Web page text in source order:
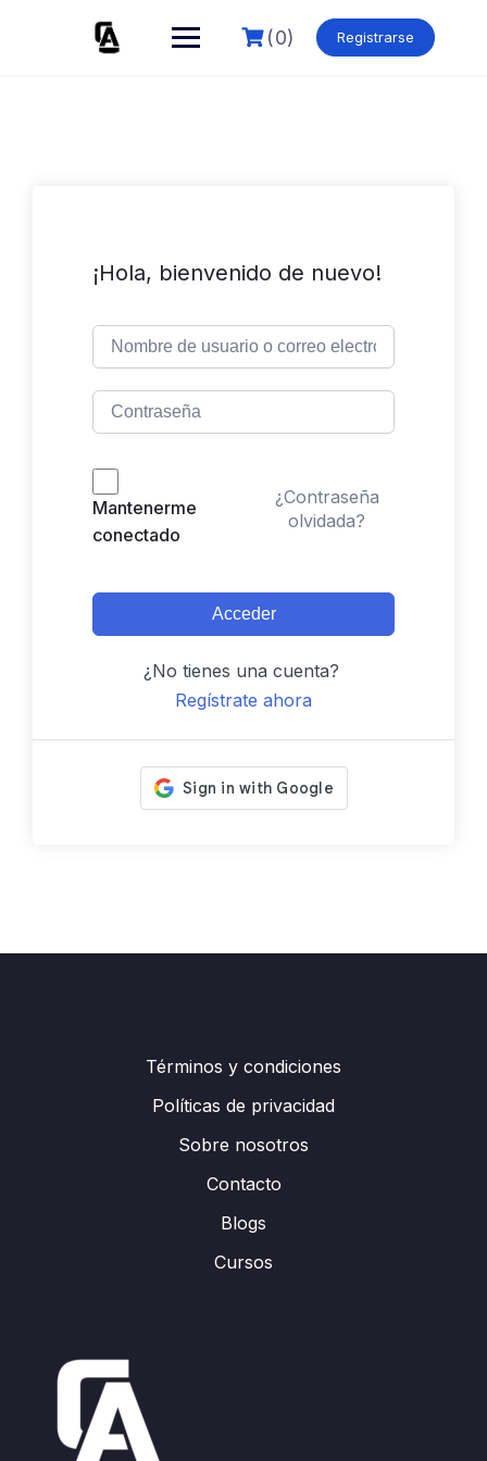
(0) Registrarse
¡Hola, bienvenido de nuevo!
Mantenerme
conectado
¿Contraseña
olvidada?
Acceder
¿No tienes una cuenta?
Regístrate ahora
Términos y condiciones
Políticas de privacidad
Sobre nosotros
Contacto
Blogs
Cursos